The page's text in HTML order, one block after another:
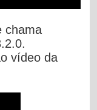
chama
vídeo da